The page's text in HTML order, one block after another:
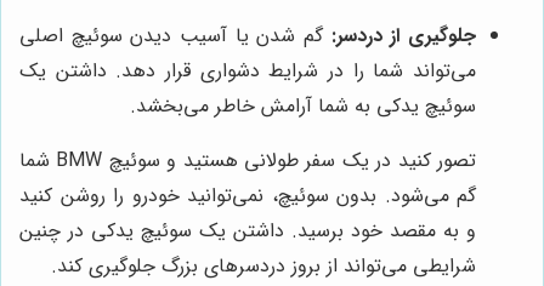
جلوگیری از دردسر: گم شدن یا آسیب دیدن سوئیچ اصلی
می‌تواند شما را در شرایط دشواری قرار دهد. داشتن یک
سوئیچ یدکی به شما آرامش خاطر می‌بخشد.
تصور کنید در یک سفر طولانی هستید و سوئیچ BMW شما
گم می‌شود. بدون سوئیچ، نمی‌توانید خودرو را روشن کنید
و به مقصد خود برسید. داشتن یک سوئیچ یدکی در چنین
شرایطی می‌تواند از بروز دردسرهای بزرگ جلوگیری کند.